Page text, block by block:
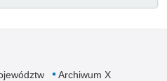
Archiwum X